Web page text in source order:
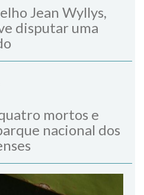
Jean Wyllys,
disputar uma
mortos e
nacional dos